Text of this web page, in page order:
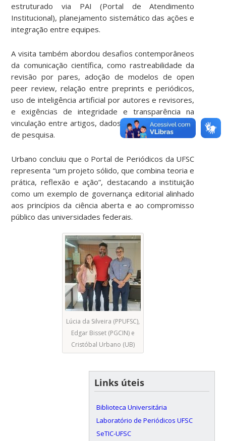
estruturado via PAI (Portal de Atendimento
Institucional), planejamento sistemático das ações e
integração entre equipes.
A visita também abordou desafios contemporâneos
da comunicação científica, como rastreabilidade da
revisão por pares, adoção de modelos de open
peer review, relação entre preprints e periódicos,
uso de inteligência artificial por autores e revisores,
e exigências de integridade e transparência na
vinculação entre artigos, dados brutos e protocolos
de pesquisa.
Urbano concluiu que o Portal de Periódicos da UFSC
representa “um projeto sólido, que combina teoria e
prática, reflexão e ação”, destacando a instituição
como um exemplo de governança editorial alinhado
aos princípios da ciência aberta e ao compromisso
público das universidades federais.
Lúcia da Silveira (PPUFSC),
Edgar Bisset (PGCIN) e
Cristóbal Urbano (UB)
Links úteis
Biblioteca Universitária
Laboratório de Periódicos UFSC
SeTIC-UFSC